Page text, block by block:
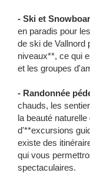
- Ski et
en paradis pour
de ski de Vallnord
niveaux**, ce qui
et les groupes
- Randonnée
chauds, les
la beauté
d'**excursions
existe des
qui vous
spectaculaires.